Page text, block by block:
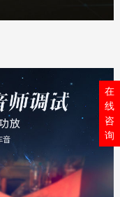
在
线
咨
询